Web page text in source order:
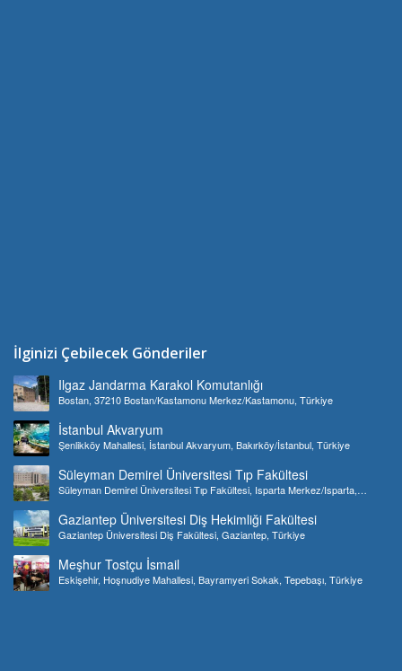
İlginizi Çebilecek Gönderiler
Ilgaz Jandarma Karakol Komutanlığı
Bostan, 37210 Bostan/Kastamonu Merkez/Kastamonu, Türkiye
İstanbul Akvaryum
Şenlikköy Mahallesi, İstanbul Akvaryum, Bakırköy/İstanbul, Türkiye
Süleyman Demirel Üniversitesi Tıp Fakültesi
Süleyman Demirel Üniversitesi Tıp Fakültesi, Isparta Merkez/Isparta,
Gaziantep Üniversitesi Diş Hekimliği Fakültesi
Gaziantep Üniversitesi Diş Fakültesi, Gaziantep, Türkiye
Meşhur Tostçu İsmail
Eskişehir, Hoşnudiye Mahallesi, Bayramyeri Sokak, Tepebaşı, Türkiye